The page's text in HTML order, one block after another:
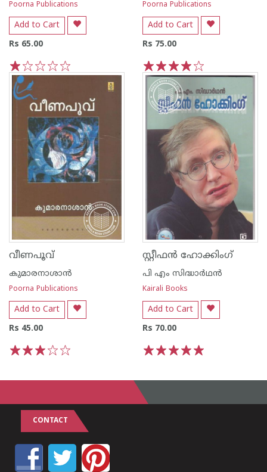
Poorna Publications
Add to Cart
Rs 65.00
5
4
3
2
1
Poorna Publications
Add to Cart
Rs 75.00
5
4
3
2
1
വീണപൂവ്
കുമാരനാശാന്‍
Poorna Publications
Add to Cart
Rs 45.00
സ്റ്റീഫന്‍ ഹോക്കിംഗ്
പി എം സിദ്ധാര്‍ഥന്‍
Kairali Books
Add to Cart
Rs 70.00
CONTACT